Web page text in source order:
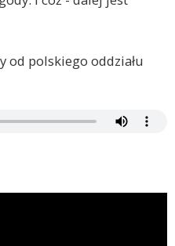
od polskiego oddziału